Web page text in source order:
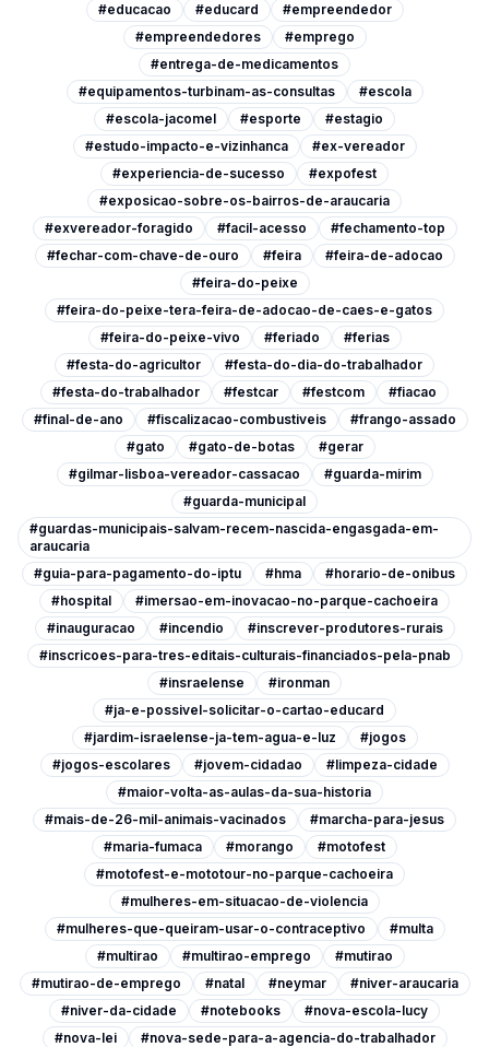
#educacao
#educard
#empreendedor
#empreendedores
#emprego
#entrega-de-medicamentos
#equipamentos-turbinam-as-consultas
#escola
#escola-jacomel
#esporte
#estagio
#estudo-impacto-e-vizinhanca
#ex-vereador
#experiencia-de-sucesso
#expofest
#exposicao-sobre-os-bairros-de-araucaria
#exvereador-foragido
#facil-acesso
#fechamento-top
#fechar-com-chave-de-ouro
#feira
#feira-de-adocao
#feira-do-peixe
#feira-do-peixe-tera-feira-de-adocao-de-caes-e-gatos
#feira-do-peixe-vivo
#feriado
#ferias
#festa-do-agricultor
#festa-do-dia-do-trabalhador
#festa-do-trabalhador
#festcar #festcom
#fiacao
#final-de-ano
#fiscalizacao-combustiveis
#frango-assado
#gato
#gato-de-botas
#gerar
#gilmar-lisboa-vereador-cassacao
#guarda-mirim
#guarda-municipal
#guardas-municipais-salvam-recem-nascida-engasgada-em-
araucaria
#guia-para-pagamento-do-iptu
#hma
#horario-de-onibus
#hospital
#imersao-em-inovacao-no-parque-cachoeira
#inauguracao
#incendio
#inscrever-produtores-rurais
#inscricoes-para-tres-editais-culturais-financiados-pela-pnab
#insraelense
#ironman
#ja-e-possivel-solicitar-o-cartao-educard
#jardim-israelense-ja-tem-agua-e-luz
#jogos
#jogos-escolares
#jovem-cidadao
#limpeza-cidade
#maior-volta-as-aulas-da-sua-historia
#mais-de-26-mil-animais-vacinados
#marcha-para-jesus
#maria-fumaca
#morango
#motofest
#motofest-e-mototour-no-parque-cachoeira
#mulheres-em-situacao-de-violencia
#mulheres-que-queiram-usar-o-contraceptivo
#multa
#multirao
#multirao-emprego
#mutirao
#mutirao-de-emprego
#natal #neymar
#niver-araucaria
#niver-da-cidade
#notebooks
#nova-escola-lucy
#nova-lei
#nova-sede-para-a-agencia-do-trabalhador